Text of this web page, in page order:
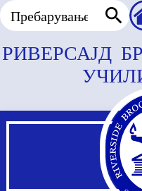
РИВЕРСАЈД
Пребарување